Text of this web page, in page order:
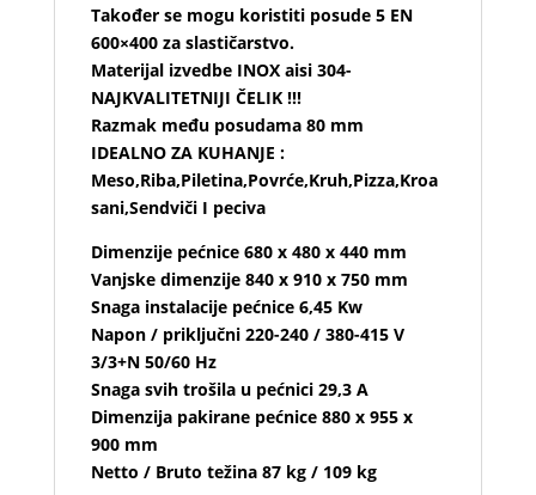
Također se mogu koristiti posude 5 EN
600×400 za slastičarstvo.
Materijal izvedbe INOX aisi 304-
NAJKVALITETNIJI ČELIK !!!
Razmak među posudama 80 mm
IDEALNO ZA KUHANJE :
Meso,Riba,Piletina,Povrće,Kruh,Pizza,Kroa
sani,Sendviči I peciva
Dimenzije pećnice 680 x 480 x 440 mm
Vanjske dimenzije 840 x 910 x 750 mm
Snaga instalacije pećnice 6,45 Kw
Napon / priključni 220-240 / 380-415 V
3/3+N 50/60 Hz
Snaga svih trošila u pećnici 29,3 A
Dimenzija pakirane pećnice 880 x 955 x
900 mm
Netto / Bruto težina 87 kg / 109 kg